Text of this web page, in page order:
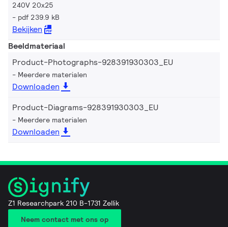
240V 20x25
pdf 239.9 kB
Bekijken
Beeldmateriaal
Product-Photographs-928391930303_EU
Meerdere materialen
Downloaden
Product-Diagrams-928391930303_EU
Meerdere materialen
Downloaden
Z1 Researchpark 210 B-1731 Zellik
Neem contact met ons op